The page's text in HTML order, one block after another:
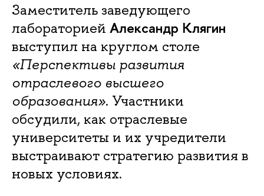
Заместитель заведующего
лабораторией Александр Клягин
выступил на круглом столе
«Перспективы развития
отраслевого высшего
образования». Участники
обсудили, как отраслевые
университеты и их учредители
выстраивают стратегию развития в
новых условиях.